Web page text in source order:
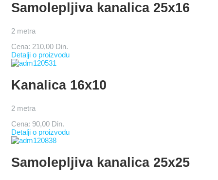
Samolepljiva kanalica 25x16
2 metra
Cena: 210,00 Din.
Detalji o proizvodu
Kanalica 16x10
2 metra
Cena: 90,00 Din.
Detalji o proizvodu
Samolepljiva kanalica 25x25